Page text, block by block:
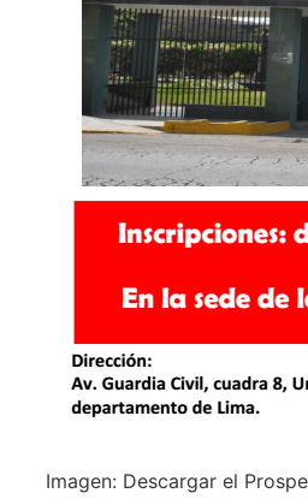
Imagen: Descargar el